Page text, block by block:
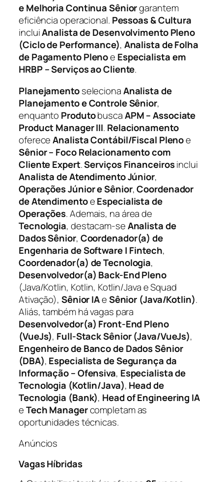
e Melhoria Continua Sêniorgarantem
eficiência operacional. Pessoas & Cultura
incluiAnalista de Desenvolvimento Pleno
(Ciclo de Performance), Analista de Folha
de Pagamento Plenoe Especialista em
HRBP – Serviços ao Cliente.
PlanejamentoselecionaAnalista de
Planejamento e Controle Sênior,
enquanto ProdutobuscaAPM – Associate
Product Manager III. Relacionamento
ofereceAnalista Contábil/Fiscal Plenoe
Sênior – Foco Relacionamento com
Cliente Expert.Serviços Financeirosinclui
Analista de Atendimento Júnior,
Operações Júnior e Sênior,Coordenador
de AtendimentoeEspecialista de
Operações. Ademais, na área de
Tecnologia, destacam-seAnalista de
Dados Sênior, Coordenador(a) de
Engenharia de Software | Fintech,
Coordenador(a) de Tecnologia,
Desenvolvedor(a) Back-End Pleno
(Java/Kotlin, Kotlin, Kotlin/Java e Squad
Ativação), Sênior IAeSênior (Java/Kotlin).
Aliás, também há vagas para
Desenvolvedor(a) Front-End Pleno
(VueJs), Full-Stack Sênior (Java/VueJs),
Engenheiro de Banco de Dados Sênior
(DBA), Especialista de Segurança da
Informação – Ofensiva, Especialista de
Tecnologia (Kotlin/Java), Head de
Tecnologia (Bank), Head of Engineering IA
eTech Managercompletam as
oportunidades técnicas.
Anúncios
Vagas Híbridas